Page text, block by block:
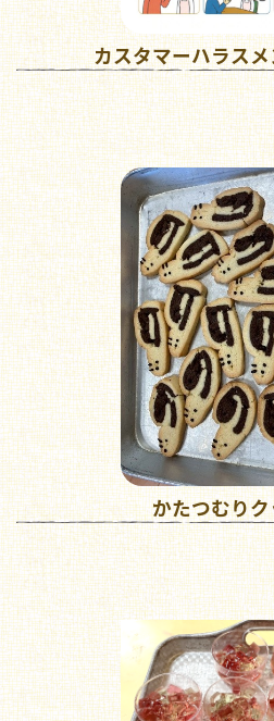
カスタマーハラス
かたつむりク